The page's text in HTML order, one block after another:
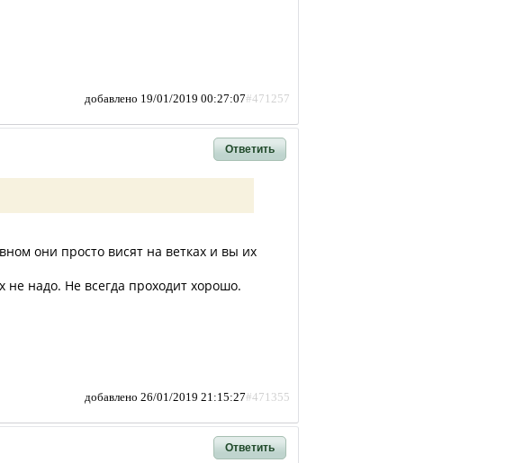
добавлено 19/01/2019 00:27:07#471257
Ответить
они просто висят на ветках и вы их
не надо. Не всегда проходит хорошо.
добавлено 26/01/2019 21:15:27#471355
Ответить